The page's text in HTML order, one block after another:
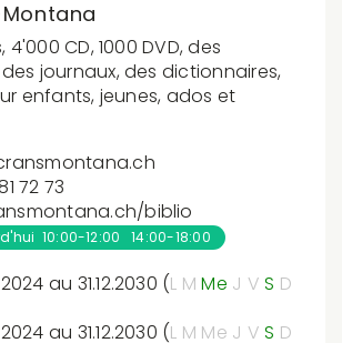
4'000 CD, 1000 DVD, des
journaux, des dictionnaires,
enfants, jeunes, ados et
72 73
biblio
10:00-12:00 14:00-18:00
au 31.12.2030 (L MMe J VS D
au 31.12.2030 (L M Me J VS D